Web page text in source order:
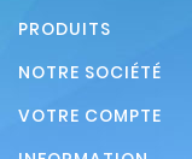
PRODUITS
NOTRE SOCIÉTÉ
VOTRE COMPTE